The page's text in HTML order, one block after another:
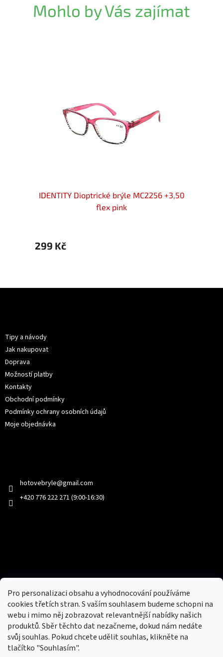
Pro personalizaci obsahu a vyhodnocování používáme
cookies třetích stran. S vaším souhlasem budeme schopni na
webu i mimo něj zobrazovat relevantnější nabídky našich
produktů. Sběr těchto dat nezačneme, dokud nám nedáte
svůj souhlas. Pokud chcete udělit souhlas, klikněte na
tlačítko "Souhlasím".
Mohlo by Vás zajímat
IDENTITY Dioptrické brýle MC2256 +3,50
flex pink
299 Kč
Tipy a návody
Jak nakupovat
Doprava
Možností platby
Kontakty
Obchodní podmínky
Podmínky ochrany osobních údajů
Moje objednávka
hotovebryle@gmail.com
+420 776 222 271 (9:00-16:30)